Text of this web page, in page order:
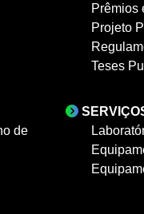
Prêmios
Projeto
Teses
de